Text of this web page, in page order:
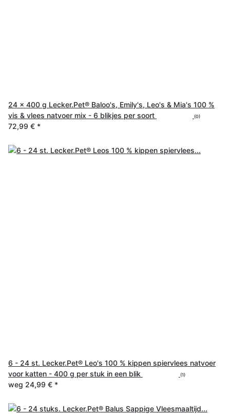
24 x 400 g Lecker.Pet® Baloo's, Emily's, Leo's & Mia's 100 %
vis & vlees natvoer mix - 6 blikjes per soort
(0)
72,99 € *
6 - 24 st. Lecker.Pet® Leo's 100 % kippen spiervlees natvoer
voor katten - 400 g per stuk in een blik
(1)
weg 24,99 € *